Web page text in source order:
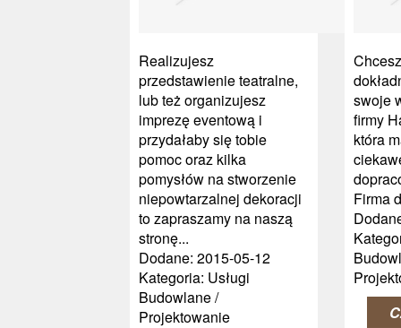
Realizujesz
przedstawienie teatralne,
lub też organizujesz
imprezę eventową i
przydałaby się tobie
pomoc oraz kilka
pomysłów na stworzenie
niepowtarzalnej dekoracji
to zapraszamy na naszą
stronę...
Dodane: 2015-05-12
Kategoria: Usługi
Budowlane /
Projektowanie
swoje
firmy
która
Firma